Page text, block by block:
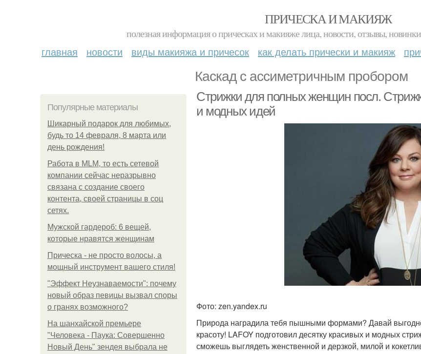
ПРИЧЕСКА И МАКИЯЖ
полезная информация о прическах и макияже лица, новости, отзывы,
главная новости виды макияжа и причесок как делать прически и макияж
Каскад с ассиметричным пробором
Популярные материалы
Шикарный подарок для любимых,
будь то 14 февраля, 8 марта или
день рождения!
Работа в MLM, то есть сетевой
компании сейчас неразрывно
связана с создание своего
контента, своей страницы в соц
сетях.
Мужской гардероб: 6 вещей,
которые нравятся женщинам
Прическа - не просто волосы, а
мощный инструмент вашего стиля!
"Эффект Неузнаваемости": почему
новый образ певицы вызвал споры
о гранях возможного?
На шанхайской премьере
"Человека - Паука: Совершенно
Новый День" зендея выбрала не
Стрижки для полных женщин посл.
и модных идей
Фото: zen.yandex.ru
Природа наградила тебя пышными формами? Давай
красоту! LAFOY подготовил десятку красивых и модных
сможешь выглядеть женственной и дерзкой, милой и